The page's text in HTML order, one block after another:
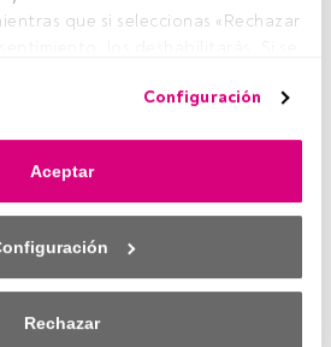
que si seleccionas «Rechazar
dejar de ser relevantes para ti.
en el enlace «Preferencias de
en la parte inferior de la página
web). Tus opciones tendrán
política de privacidad.
Configuración
Aceptar
Rechazar
analistas y gestores de fondos
desde una perspectiva diferente
por nuestro equipo de renta fija,
diferentes escritorios a través de
materias primas, crédito,
clave de nuestro éxito ha sido el
de las tendencias
impacto en los mercados.